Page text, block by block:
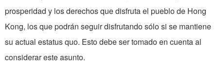
prosperidad y los derechos que disfruta el pueblo de Hong
Kong, los que podrán seguir disfrutando sólo si se mantiene
su actual estatus quo. Esto debe ser tomado en cuenta al
considerar este asunto.